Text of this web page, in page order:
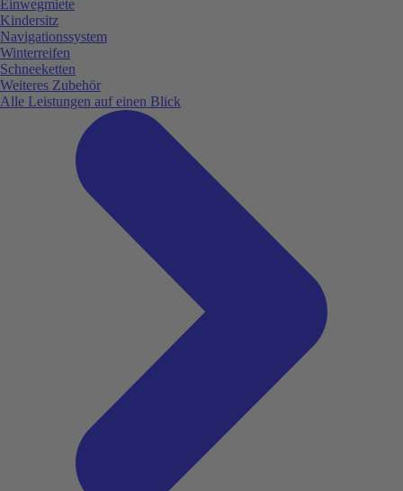
Einwegmiete
Kindersitz
Navigationssystem
Winterreifen
Schneeketten
Weiteres Zubehör
Alle Leistungen auf einen Blick